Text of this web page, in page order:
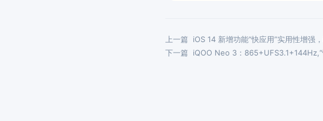
上一篇
iOS 14 新增功能“快应用”实用性增强
下一篇
iQOO Neo 3：865+UFS3.1+144Hz,“